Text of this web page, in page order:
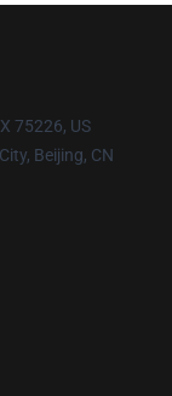
75226, US
Beijing, CN